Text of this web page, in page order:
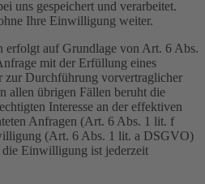
uns gespeichert und verarbeitet.
Ihre Einwilligung weiter.
erfolgt auf Grundlage von Art. 6 Abs.
mit der Erfüllung eines
zur Durchführung vorvertraglicher
allen übrigen Fällen beruht die
Interesse an der effektiven
Anfragen (Art. 6 Abs. 1 lit. f
(Art. 6 Abs. 1 lit. a DSGVO)
die Einwilligung ist jederzeit